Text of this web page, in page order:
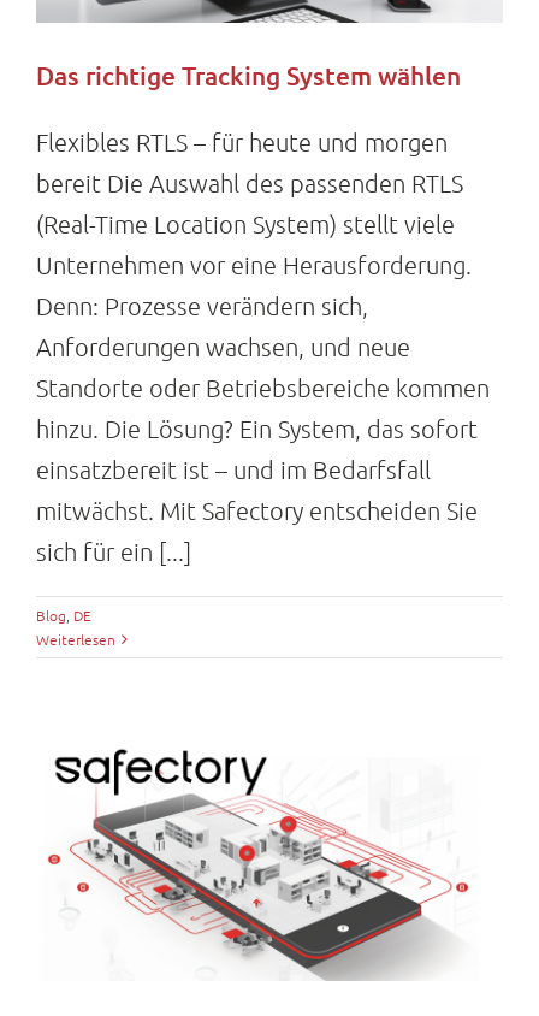
Das richtige Tracking System wählen
Flexibles RTLS – für heute und morgen
bereit Die Auswahl des passenden RTLS
(Real-Time Location System) stellt viele
Unternehmen vor eine Herausforderung.
Denn: Prozesse verändern sich,
Anforderungen wachsen, und neue
Standorte oder Betriebsbereiche kommen
hinzu. Die Lösung? Ein System, das sofort
einsatzbereit ist – und im Bedarfsfall
mitwächst. Mit Safectory entscheiden Sie
sich für ein [...]
Blog, DE
Weiterlesen